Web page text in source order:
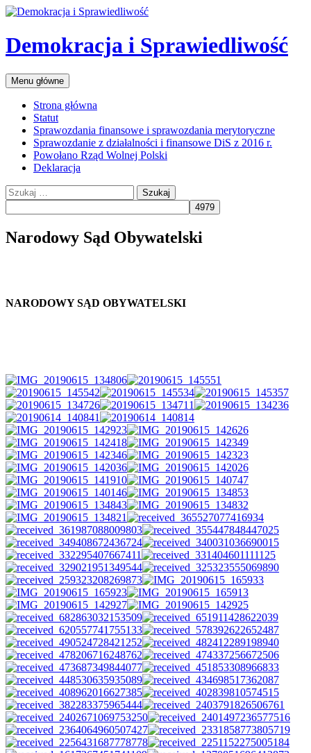
Przejdź
treści
Demokracja i Sprawiedliwość
Szukaj
Menu główne
Strona główna
Statut
Sprawozdania finansowe i sprawozdania merytoryczne
Sprawozdanie z działalności i finansowe DiS z 2016 r.
Powołano Rząd Wolnej Polski
Deklaracja
Szukaj:
Narodowy Sąd Obywatelski
NARODOWY SĄD OBYWATELSKI